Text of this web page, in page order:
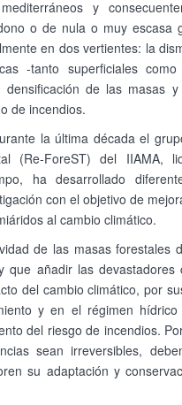
y
o de nula o muy escasa
en dos vertientes: la
-tanto superficiales como
de las masas
de incendios.
la última década el
(Re-ForeST) del IIAMA,
ha desarrollado
con el objetivo de
al cambio climático.
de las masas forestales
que añadir las devastadores
del cambio climático, por
y en el régimen
del riesgo de incendios.
sean irreversibles,
su adaptación y